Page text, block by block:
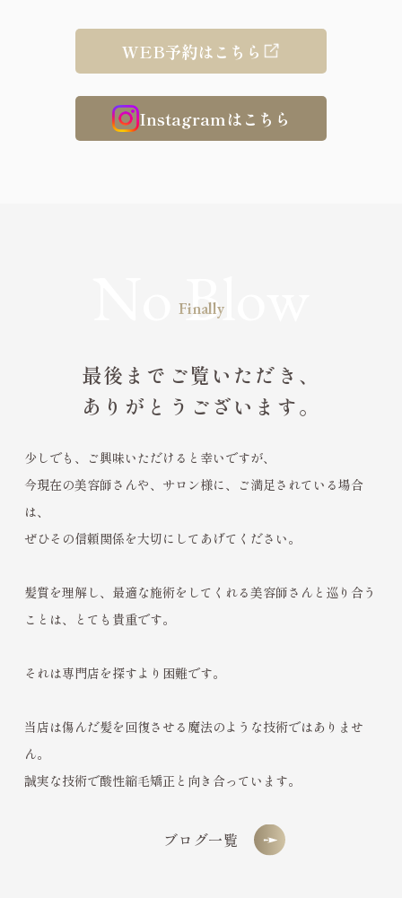
WEB予約はこちら
Instagramはこちら
Finally
最後までご覧いただき、
ありがとうございます。
少しでも、ご興味いただけると幸いですが、
今現在の美容師さんや、サロン様に、ご満足されている場合
は、
ぜひその信頼関係を大切にしてあげてください。
髪質を理解し、最適な施術をしてくれる美容師さんと巡り合う
ことは、とても貴重です。
それは専門店を探すより困難です。
当店は傷んだ髪を回復させる魔法のような技術ではありませ
ん。
誠実な技術で酸性縮毛矯正と向き合っています。
ブログ一覧